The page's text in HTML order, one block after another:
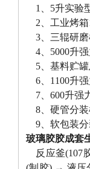
1、5升实验
2、工业烤箱
3、三辊研磨
4、5000升强
5、基料贮罐
6、1100升强
7、600升强
8、硬管分装
9、软包装分
玻璃胶胶成套
反应釜(107